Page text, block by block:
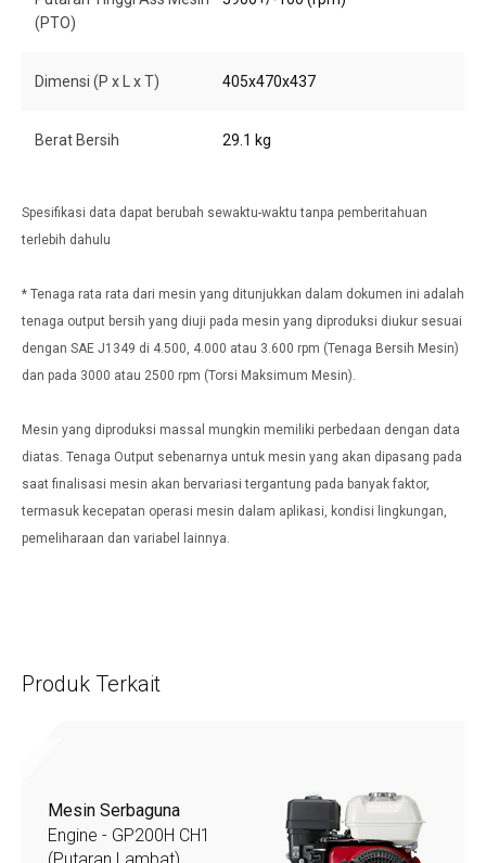
(PTO)
Dimensi (P x L x T) 405x470x437
Berat Bersih 29.1 kg
Spesifikasi data dapat berubah sewaktu-waktu tanpa pemberitahuan
terlebih dahulu
* Tenaga rata rata dari mesin yang ditunjukkan dalam dokumen ini adalah
tenaga output bersih yang diuji pada mesin yang diproduksi diukur sesuai
dengan SAE J1349 di 4.500, 4.000 atau 3.600 rpm (Tenaga Bersih Mesin)
dan pada 3000 atau 2500 rpm (Torsi Maksimum Mesin).
Mesin yang diproduksi massal mungkin memiliki perbedaan dengan data
diatas. Tenaga Output sebenarnya untuk mesin yang akan dipasang pada
saat finalisasi mesin akan bervariasi tergantung pada banyak faktor,
termasuk kecepatan operasi mesin dalam aplikasi, kondisi lingkungan,
pemeliharaan dan variabel lainnya.
Produk Terkait
Mesin Serbaguna
Engine - GP200H CH1
(Putaran Lambat)